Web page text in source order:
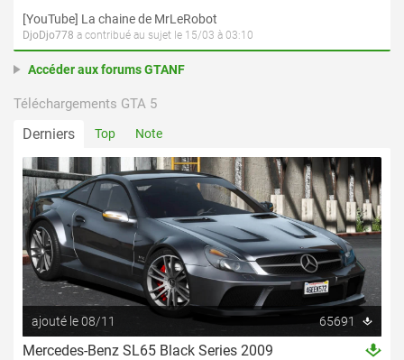
[YouTube] La chaine de MrLeRobot
DjoDjo778 a contribué au sujet le 15/03 à 03:10
Accéder aux forums GTANF
Téléchargements GTA 5
Derniers Top Note
ajouté le 08/11 65691
Mercedes-Benz SL65 Black Series 2009